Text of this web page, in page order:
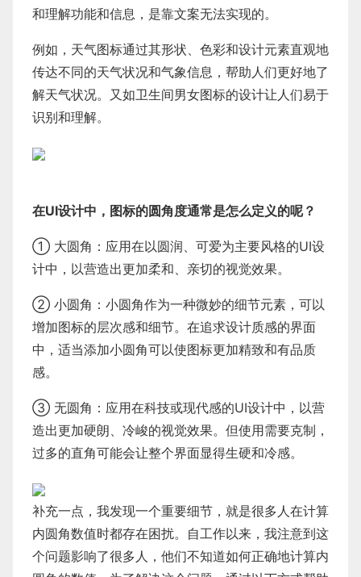
和理解功能和信息，是靠文案无法实现的。
例如，天气图标通过其形状、色彩和设计元素直观地
传达不同的天气状况和气象信息，帮助人们更好地了
解天气状况。又如卫生间男女图标的设计让人们易于
识别和理解。
在UI设计中，图标的圆角度通常是怎么定义的呢？
① 大圆角：应用在以圆润、可爱为主要风格的UI设
计中，以营造出更加柔和、亲切的视觉效果。
② 小圆角：小圆角作为一种微妙的细节元素，可以
增加图标的层次感和细节。在追求设计质感的界面
中，适当添加小圆角可以使图标更加精致和有品质
感。
③ 无圆角：应用在科技或现代感的UI设计中，以营
造出更加硬朗、冷峻的视觉效果。但使用需要克制，
过多的直角可能会让整个界面显得生硬和冷感。
补充一点，我发现一个重要细节，就是很多人在计算
内圆角数值时都存在困扰。自工作以来，我注意到这
个问题影响了很多人，他们不知道如何正确地计算内